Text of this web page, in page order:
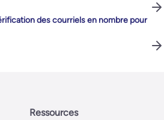
des courriels en nombre pour
Ressources